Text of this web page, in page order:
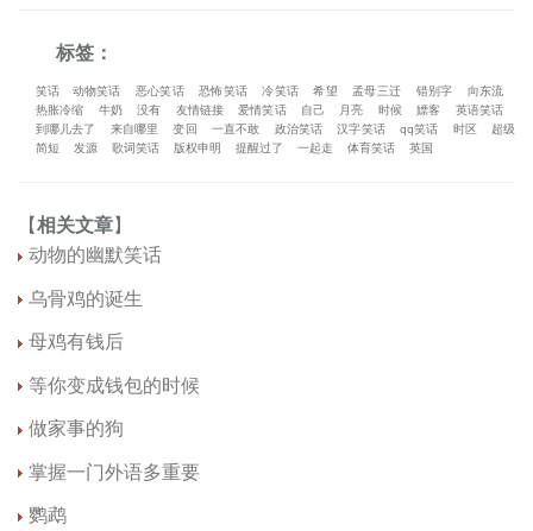
标签：
笑话 动物笑话 恶心笑话 恐怖笑话 冷笑话 希望 孟母三迁 错别字
向东流
热胀冷缩
牛奶 没有 友情链接 爱情笑话 自己 月亮 时候 嫖客
英语笑话
到哪儿去了
来自哪里 变回 一直不敢 政治笑话 汉字笑话 qq笑话 时区
超级
简短
发源 歌词笑话 版权申明 提醒过了 一起走 体育笑话 英国
【相关文章】
动物的幽默笑话
乌骨鸡的诞生
母鸡有钱后
等你变成钱包的时候
做家事的狗
掌握一门外语多重要
鹦鹉